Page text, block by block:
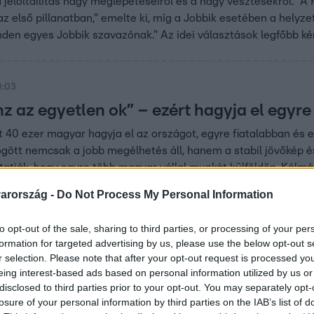
- Do Not Process My Personal Information
opt-out of the sale, sharing to third parties, or processing of your
for targeted advertising by us, please use the below opt-out
selection. Please note that after your opt-out request is processed
interest-based ads based on personal information utilized by us
to third parties prior to your opt-out. You may separately
of your personal information by third parties on the IAB’s list of
első pillanatban," emelte ki, míg a Jobbik esetében a
egyes Jobbik szavazónak." Az idei választások legfőbb
az egyetlen ok” – ezért hagyja el
40 ezer magyar hagyja el az országot, egyre fiatalabban és
nemcsak a jobb megélhetés áll, hanem a stabil jövőkép
hogy egyre több magyar vállal munkát külföldön.
elmagyarázta, miért nem kell többé
felháborodást keltett Donald Trump republikánus
többé szavazni. A Fox News-nak nyilatkozó volt jelölt
– az amerikai alkotmány szerint az utolsó – elnöki